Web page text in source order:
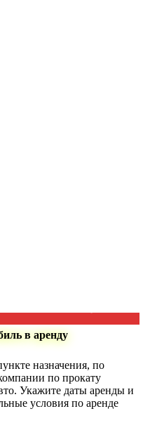
в аренду
назначения, по
по прокату
Укажите даты аренды и
условия по аренде